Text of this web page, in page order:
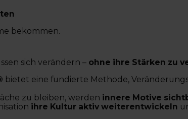
bekommen.
sich verändern – ohne ihre Stärken zu
bietet eine fundierte Methode,
zu bleiben, werden innere Motive
ihre Kultur aktiv weiterentwickeln